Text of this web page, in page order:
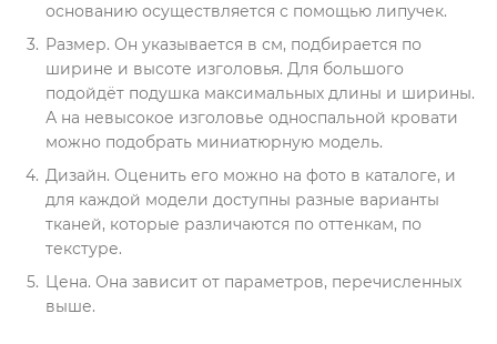
основанию осуществляется с помощью липучек.
Размер. Он указывается в см, подбирается по
ширине и высоте изголовья. Для большого
подойдёт подушка максимальных длины и ширины.
А на невысокое изголовье односпальной кровати
можно подобрать миниатюрную модель.
Дизайн. Оценить его можно на фото в каталоге, и
для каждой модели доступны разные варианты
тканей, которые различаются по оттенкам, по
текстуре.
Цена. Она зависит от параметров, перечисленных
выше.